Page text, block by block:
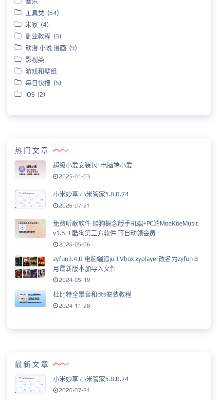
工具类 (64)
米家 (4)
副业教程 (3)
动漫 小说 漫画 (9)
影视类
游戏和壁纸
每日快报 (5)
iOS (2)
热门文章
超级小爱安装包+电脑端小爱
2025-01-03
小米妙享 小米管家5.8.0.74
2026-07-21
免费听歌软件 酷狗概念版手机端+PC端MoeKoeMusic
v1.6.3 酷狗第三方软件 可自动领会员
2026-05-06
zyfun3.4.0 电脑端追ju TVbox zyplayer改名为zyfun 8
月最新版本加导入文件
2024-05-19
杜比特全景音和dts安装教程
2024-11-28
最新文章
小米妙享 小米管家5.8.0.74
2026-07-21